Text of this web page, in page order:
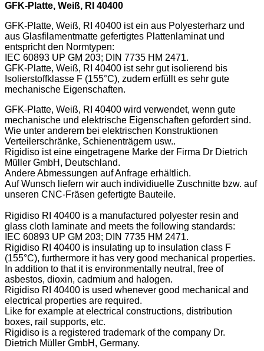
GFK-Platte, Weiß, RI 40400
GFK-Platte, Weiß, RI 40400 ist ein aus Polyesterharz und
aus Glasfilamentmatte gefertigtes Plattenlaminat und
entspricht den Normtypen:
IEC 60893 UP GM 203; DIN 7735 HM 2471.
GFK-Platte, Weiß, RI 40400 ist sehr gut isolierend bis
Isolierstoffklasse F (155°C), zudem erfüllt es sehr gute
mechanische Eigenschaften.
GFK-Platte, Weiß, RI 40400 wird verwendet, wenn gute
mechanische und elektrische Eigenschaften gefordert sind.
Wie unter anderem bei elektrischen Konstruktionen
Verteilerschränke, Schienenträgern usw..
Rigidiso ist eine eingetragene Marke der Firma Dr Dietrich
Müller GmbH, Deutschland.
Andere Abmessungen auf Anfrage erhältlich.
Auf Wunsch liefern wir auch individiuelle Zuschnitte bzw. auf
unseren CNC-Fräsen gefertigte Bauteile.
Rigidiso RI 40400 is a manufactured polyester resin and
glass cloth laminate and meets the following standards:
IEC 60893 UP GM 203; DIN 7735 HM 2471.
Rigidiso RI 40400 is insulating up to insulation class F
(155°C), furthermore it has very good mechanical properties.
In addition to that it is environmentally neutral, free of
asbestos, dioxin, cadmium and halogen.
Rigidiso RI 40400 is used whenever good mechanical and
electrical properties are required.
Like for example at electrical constructions, distribution
boxes, rail supports, etc.
Rigidiso is a registered trademark of the company Dr.
Dietrich Müller GmbH, Germany.